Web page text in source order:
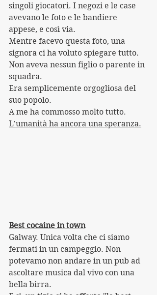
singoli giocatori. I negozi e le case
avevano le foto e le bandiere
appese, e così via.
Mentre facevo questa foto, una
signora ci ha voluto spiegare tutto.
Non aveva nessun figlio o parente in
squadra.
Era semplicemente orgogliosa del
suo popolo.
A me ha commosso molto tutto.
L'umanità ha ancora una speranza.
Best cocaine in town
Galway. Unica volta che ci siamo
fermati in un campeggio. Non
potevamo non andare in un pub ad
ascoltare musica dal vivo con una
bella birra.